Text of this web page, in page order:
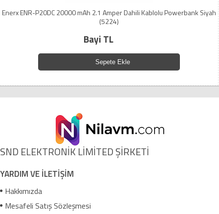
Enerx ENR-P20DC 20000 mAh 2.1 Amper Dahili Kablolu Powerbank Siyah
(5224)
Bayi TL
Sepete Ekle
SND ELEKTRONİK LİMİTED ŞİRKETİ
YARDIM VE İLETİŞİM
Hakkımızda
Mesafeli Satış Sözleşmesi